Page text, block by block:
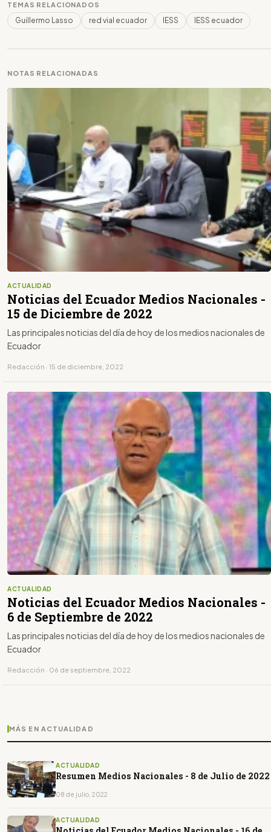
TEMAS RELACIONADOS
Guillermo Lasso red vial ecuador IESS IESS ecuador
NOTAS RELACIONADAS
ACTUALIDAD
Noticias del Ecuador Medios Nacionales -
15 de Diciembre de 2022
Las principales noticias del día de hoy de los medios nacionales de
Ecuador
Redacción · 15 de diciembre, 2022
ACTUALIDAD
Noticias del Ecuador Medios Nacionales -
6 de Septiembre de 2022
Las principales noticias del día de hoy de los medios nacionales de
Ecuador
Redacción · 06 de septiembre, 2022
MÁS EN ACTUALIDAD
ACTUALIDAD
Resumen Medios Nacionales - 8 de Julio de 2022
08 de julio, 2022
ACTUALIDAD